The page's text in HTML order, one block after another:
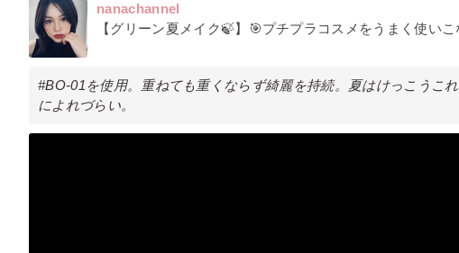
nanachannel
【グリーン夏メイク🍃】🎯プチプラコスメをうまく使いこ
#BO-01を使用。重ねても重くならず綺麗を持続。夏はけっこうこ
によれづらい。